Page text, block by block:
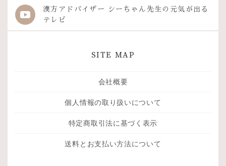
漢方アドバイザー シーちゃん先生の 元気が出る
テレビ
SITE MAP
会社概要
個人情報の取り扱いについて
特定商取引法に基づく表示
送料とお支払い方法について